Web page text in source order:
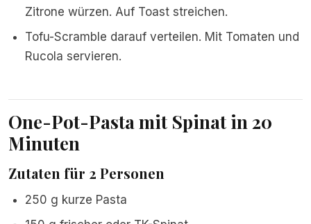
Zitrone würzen. Auf Toast streichen.
Tofu-Scramble darauf verteilen. Mit Tomaten und
Rucola servieren.
One-Pot-Pasta mit Spinat in 20
Minuten
Zutaten für 2 Personen
250 g kurze Pasta